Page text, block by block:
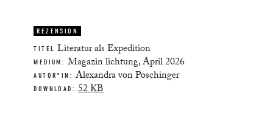
REZENSION
TITEL Literatur als Expedition
MEDIUM: Magazin lichtung, April 2026
AUTOR*IN: Alexandra von Poschinger
DOWNLOAD: 52 KB